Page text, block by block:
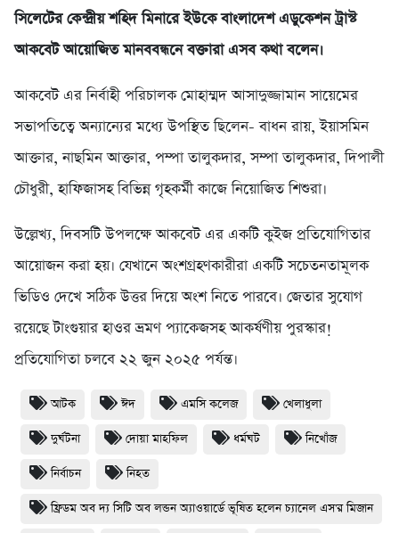
সিলেটের কেন্দ্রীয় শহিদ মিনারে ইউকে বাংলাদেশ এডুকেশন ট্রাস্ট
আকবেট আয়োজিত মানববন্ধনে বক্তারা এসব কথা বলেন।
আকবেট এর নির্বাহী পরিচালক মোহাম্মদ আসাদুজ্জামান সায়েমের
সভাপতিত্বে অন্যান্যের মধ্যে উপস্থিত ছিলেন- বাধন রায়, ইয়াসমিন
আক্তার, নাছমিন আক্তার, পম্পা তালুকদার, সম্পা তালুকদার, দিপালী
চৌধুরী, হাফিজাসহ বিভিন্ন গৃহকর্মী কাজে নিয়োজিত শিশুরা।
উল্লেখ্য, দিবসটি উপলক্ষে আকবেট এর একটি কুইজ প্রতিযোগিতার
আয়োজন করা হয়। যেখানে অংশগ্রহণকারীরা একটি সচেতনতামূলক
ভিডিও দেখে সঠিক উত্তর দিয়ে অংশ নিতে পারবে। জেতার সুযোগ
রয়েছে টাংগুয়ার হাওর ভ্রমণ প্যাকেজসহ আকর্ষণীয় পুরস্কার!
প্রতিযোগিতা চলবে ২২ জুন ২০২৫ পর্যন্ত।
আটক ঈদ এমসি কলেজ খেলাধুলা
দুর্ঘটনা দোয়া মাহফিল ধর্মঘট নিখোঁজ
নির্বাচন নিহত
ফ্রিডম অব দ্য সিটি অব লন্ডন অ্যাওয়ার্ডে ভূষিত হলেন চ্যানেল এস'র মিজান